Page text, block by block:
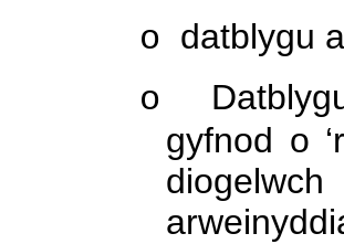
o datblygu
o
gyfnod o